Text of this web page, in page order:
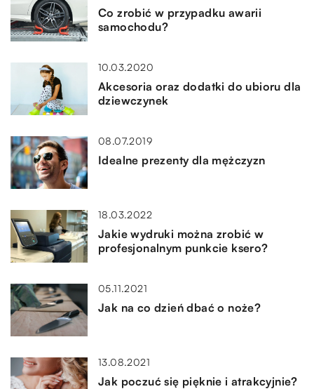
Co zrobić w przypadku awarii
samochodu?
10.03.2020
Akcesoria oraz dodatki do ubioru dla
dziewczynek
08.07.2019
Idealne prezenty dla mężczyzn
18.03.2022
Jakie wydruki można zrobić w
profesjonalnym punkcie ksero?
05.11.2021
Jak na co dzień dbać o noże?
13.08.2021
Jak poczuć się pięknie i atrakcyjnie?